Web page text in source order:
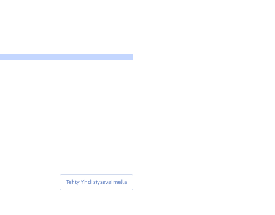
Tehty Yhdistysavaimella